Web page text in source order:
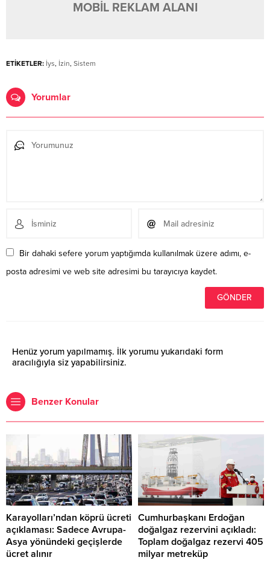
MOBİL REKLAM ALANI
ETİKETLER: İys, İzin, Sistem
Yorumlar
Bir dahaki sefere yorum yaptığımda kullanılmak üzere adımı, e-
posta adresimi ve web site adresimi bu tarayıcıya kaydet.
Henüz yorum yapılmamış. İlk yorumu yukarıdaki form
aracılığıyla siz yapabilirsiniz.
Benzer Konular
Karayolları’ndan köprü ücreti
açıklaması: Sadece Avrupa-
Asya yönündeki geçişlerde
ücret alınır
Cumhurbaşkanı Erdoğan
doğalgaz rezervini açıkladı:
Toplam doğalgaz rezervi 405
milyar metreküp